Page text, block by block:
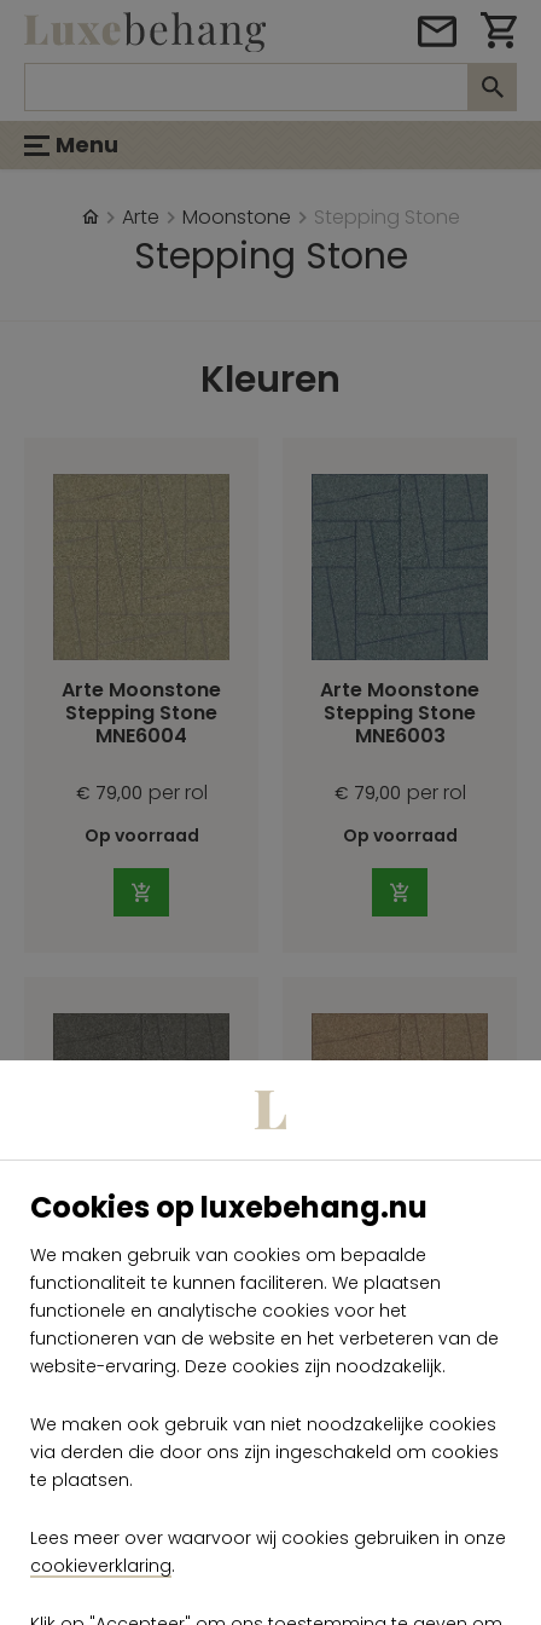
Cookies op luxebehang.nu
We maken gebruik van cookies om bepaalde
functionaliteit te kunnen faciliteren. We plaatsen
functionele en analytische cookies voor het
functioneren van de website en het verbeteren van de
website-ervaring. Deze cookies zijn noodzakelijk.
We maken ook gebruik van niet noodzakelijke cookies
via derden die door ons zijn ingeschakeld om cookies
te plaatsen.
Lees meer over waarvoor wij cookies gebruiken in onze
cookieverklaring.
Menu
Arte Moonstone Stepping Stone
Stepping Stone
Kleuren
Arte Moonstone
Stepping Stone
MNE6004
€ 79,00 per rol
Op voorraad
Arte Moonstone
Stepping Stone
MNE6003
€ 79,00 per rol
Op voorraad
Arte Moonstone
Stepping Stone
MNE6002
€ 79,00 per rol
Op voorraad
Arte Moonstone
Stepping Stone
MNE6001
€ 79,00 per rol
Op voorraad